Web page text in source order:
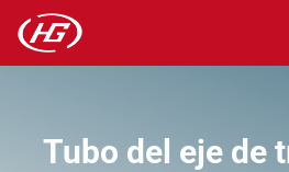
Tubo del eje de